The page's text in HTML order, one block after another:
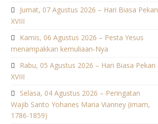
Jumat, 07 Agustus 2026 – Hari Biasa Pekan
XVIII
Kamis, 06 Agustus 2026 – Pesta Yesus
menampakkan kemuliaan-Nya
Rabu, 05 Agustus 2026 – Hari Biasa Pekan
XVIII
Selasa, 04 Agustus 2026 – Peringatan
Wajib Santo Yohanes Maria Vianney (imam,
1786-1859)